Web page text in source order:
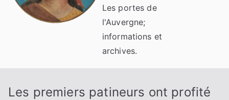
Les portes de
l'Auvergne;
informations et
archives.
Les premiers patineurs ont profité